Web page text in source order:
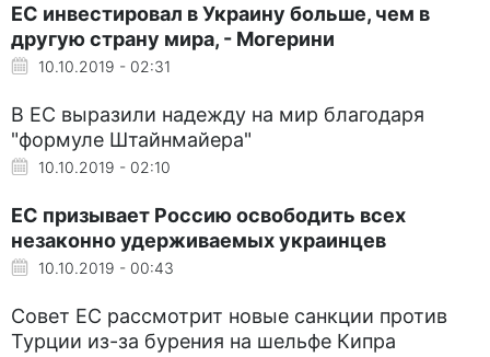
ЕС инвестировал в Украину больше, чем в
другую страну мира, - Могерини
10.10.2019 - 02:31
В ЕС выразили надежду на мир благодаря
"формуле Штайнмайера"
10.10.2019 - 02:10
ЕС призывает Россию освободить всех
незаконно удерживаемых украинцев
10.10.2019 - 00:43
Совет ЕС рассмотрит новые санкции против
Турции из-за бурения на шельфе Кипра